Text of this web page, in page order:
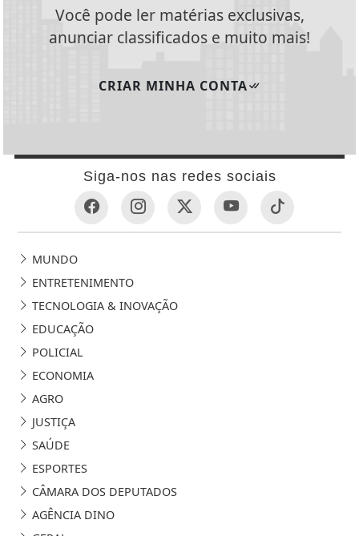
Você pode ler matérias exclusivas,
anunciar classificados e muito mais!
CRIAR MINHA CONTA
Siga-nos nas redes sociais
MUNDO
ENTRETENIMENTO
TECNOLOGIA & INOVAÇÃO
EDUCAÇÃO
POLICIAL
ECONOMIA
AGRO
JUSTIÇA
SAÚDE
ESPORTES
CÂMARA DOS DEPUTADOS
AGÊNCIA DINO